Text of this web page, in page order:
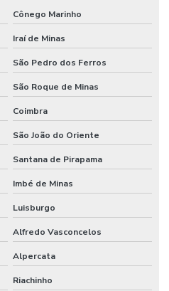
Cônego Marinho
Iraí de Minas
São Pedro dos Ferros
São Roque de Minas
Coimbra
São João do Oriente
Santana de Pirapama
Imbé de Minas
Luisburgo
Alfredo Vasconcelos
Alpercata
Riachinho